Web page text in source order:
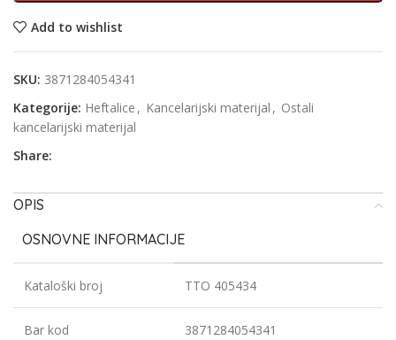
Add to wishlist
SKU: 3871284054341
Kategorije: Heftalice , Kancelarijski materijal , Ostali
kancelarijski materijal
Share:
OPIS
OSNOVNE INFORMACIJE
Kataloški broj TTO 405434
Bar kod 3871284054341